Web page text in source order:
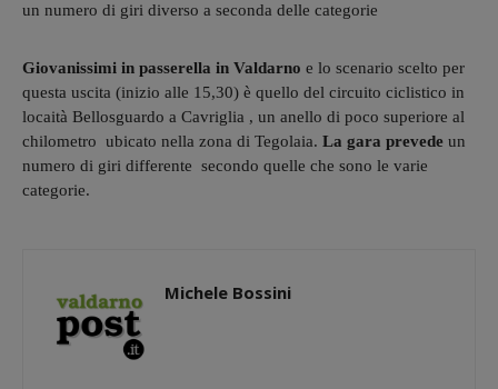
un numero di giri diverso a seconda delle categorie
Giovanissimi in passerella in Valdarno e lo scenario scelto per
questa uscita (inizio alle 15,30) è quello del circuito ciclistico in
locaità Bellosguardo a Cavriglia , un anello di poco superiore al
chilometro ubicato nella zona di Tegolaia. La gara prevede un
numero di giri differente secondo quelle che sono le varie
categorie.
Michele Bossini